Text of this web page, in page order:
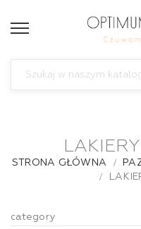
STRONA GŁÓWNA
category